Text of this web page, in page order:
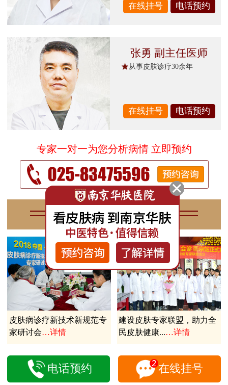
在线挂号 电话预约
张勇 副主任医师
从事皮肤诊疗30余年
在线挂号 电话预约
专家一对一为您分析病情 立即预约
专家学术
Hua Fu Expert academic
皮肤病诊疗新技术新规范专
家研讨会…详情
建设皮肤专家联盟，助力全
民皮肤健康...…详情
电话预约 在线挂号